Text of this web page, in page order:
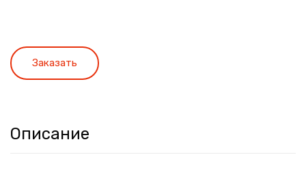
Заказать
Описание